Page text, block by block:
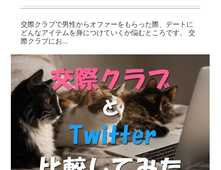
交際クラブで男性からオファーをもらった際、デートに
どんなアイテムを身につけていくか悩むところです。 交
際クラブにお...